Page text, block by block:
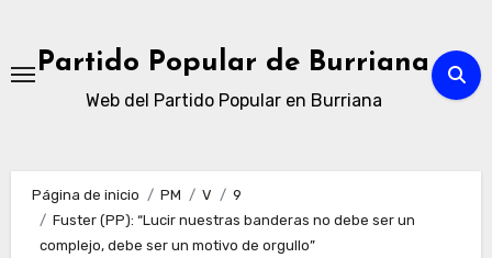
contenidoPartido Popular de Burriana
Web del Partido Popular en Burriana
Página de inicio PM V
9
Fuster (PP): “Lucir nuestras banderas no debe ser un
complejo, debe ser un motivo de orgullo”